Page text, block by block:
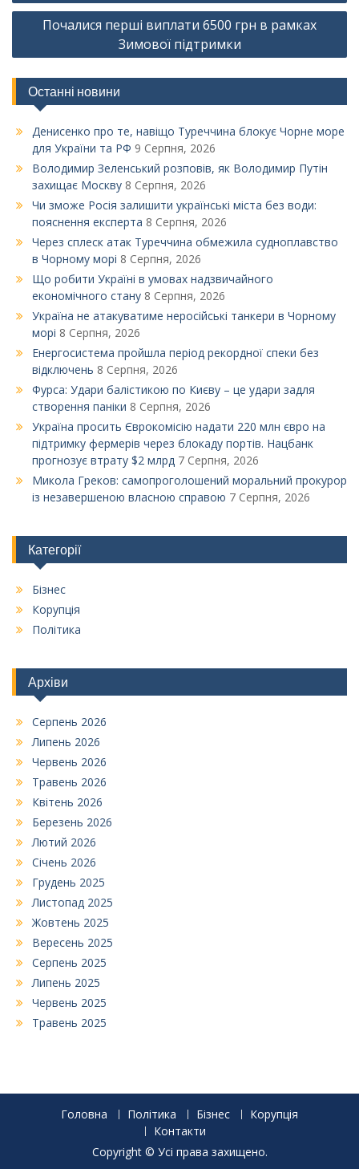
Почалися перші виплати 6500 грн в рамках
Зимової підтримки
Останні новини
Денисенко про те, навіщо Туреччина блокує Чорне море
для України та РФ 9 Серпня, 2026
Володимир Зеленський розповів, як Володимир Путін
захищає Москву 8 Серпня, 2026
Чи зможе Росія залишити українські міста без води:
пояснення експерта 8 Серпня, 2026
Через сплеск атак Туреччина обмежила судноплавство
в Чорному морі 8 Серпня, 2026
Що робити Україні в умовах надзвичайного
економічного стану 8 Серпня, 2026
Україна не атакуватиме неросійські танкери в Чорному
морі 8 Серпня, 2026
Енергосистема пройшла період рекордної спеки без
відключень 8 Серпня, 2026
Фурса: Удари балістикою по Києву – це удари задля
створення паніки 8 Серпня, 2026
Україна просить Єврокомісію надати 220 млн євро на
підтримку фермерів через блокаду портів. Нацбанк
прогнозує втрату $2 млрд 7 Серпня, 2026
Микола Греков: самопроголошений моральний прокурор
із незавершеною власною справою 7 Серпня, 2026
Категорії
Бізнес
Корупція
Політика
Архіви
Серпень 2026
Липень 2026
Червень 2026
Травень 2026
Квітень 2026
Березень 2026
Лютий 2026
Січень 2026
Грудень 2025
Листопад 2025
Жовтень 2025
Вересень 2025
Серпень 2025
Липень 2025
Червень 2025
Травень 2025
Головна Політика Бізнес
Корупція
Контакти
Copyright © Усі права захищено.